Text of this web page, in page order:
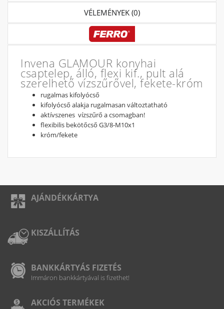
VÉLEMÉNYEK (0)
Invena GLAMOUR konyhai
csaptelep, álló, flexi kif., pult alá
szerelhető vízszűrővel, fekete-króm
rugalmas kifolyócső
kifolyócső alakja rugalmasan változtatható
aktívszenes vízszűrő a csomagban!
flexibilis bekötőcső G3/8-M10x1
króm/fekete
AJÁNDÉKKÁRTYA
KISZÁLLÍTÁS
BANKKÁRTYÁS FIZETÉS
Immáron bankkártyával is fizethet!
AKCIÓS TERMÉKEK